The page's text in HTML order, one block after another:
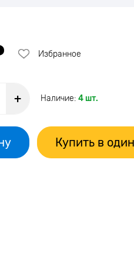
Избранное
+ Наличие: 4 шт.
Купить в